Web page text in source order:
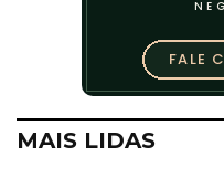
MAIS LIDAS